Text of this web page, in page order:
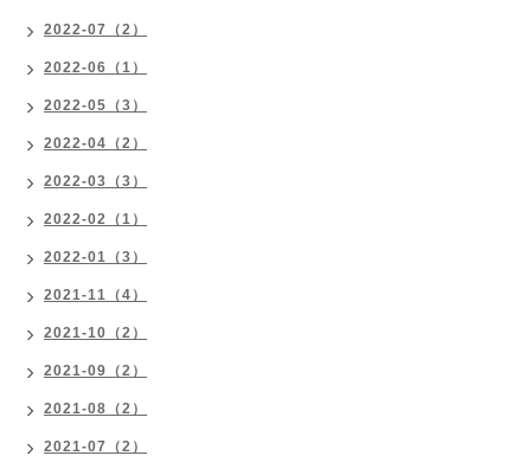
2022-07（2）
2022-06（1）
2022-05（3）
2022-04（2）
2022-03（3）
2022-02（1）
2022-01（3）
2021-11（4）
2021-10（2）
2021-09（2）
2021-08（2）
2021-07（2）